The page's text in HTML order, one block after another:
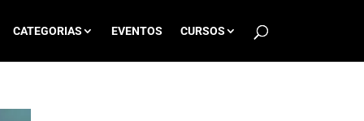
CATEGORIAS EVENTOS CURSOS